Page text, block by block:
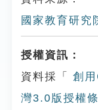
國家教育研究
授權資訊：
資料採「
創
灣3.0版授權